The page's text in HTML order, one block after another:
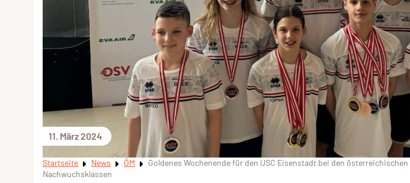
11. März 2024
Startseite News ÖM
Goldenes Wochenende für den USC Eisenstadt bei den
Nachwuchsklassen